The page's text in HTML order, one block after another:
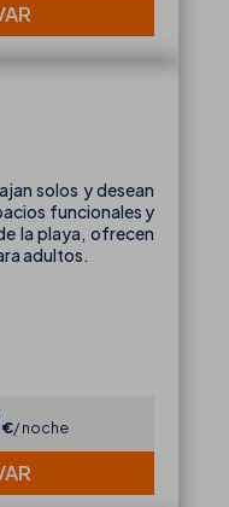
solos y desean
funcionales y
la playa, ofrecen
adultos.
€ noche